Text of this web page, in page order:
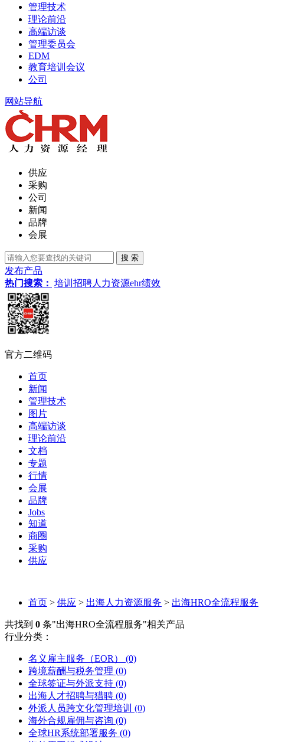
管理技术
理论前沿
高端访谈
管理委员会
EDM
教育培训会议
公司
网站导航
供应
采购
公司
新闻
品牌
会展
发布产品
热门搜索： 培训 招聘人力资源ehr绩效
官方二维码
首页
新闻
管理技术
图片
高端访谈
理论前沿
文档
专题
行情
会展
品牌
Jobs
知道
商圈
采购
供应
首页 > 供应 > 出海人力资源服务 > 出海HRO全流程服务
共找到 0 条"出海HRO全流程服务"相关产品
行业分类：
名义雇主服务（EOR） (0)
跨境薪酬与税务管理 (0)
全球签证与外派支持 (0)
出海人才招聘与猎聘 (0)
外派人员跨文化管理培训 (0)
海外合规雇佣与咨询 (0)
全球HR系统部署服务 (0)